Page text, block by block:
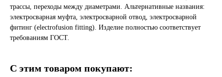
трассы, переходы между диаметрами. Альтернативные названия:
электросварная муфта, электросварной отвод, электросварной
фитинг (electrofusion fitting). Изделие полностью соответствует
требованиям ГОСТ.
С этим товаром покупают: